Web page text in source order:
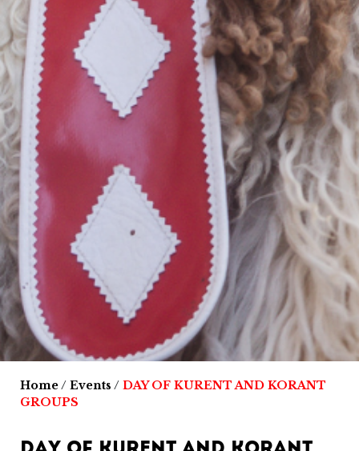
Home/ Events / DAY OF KURENT AND KORANT
GROUPS